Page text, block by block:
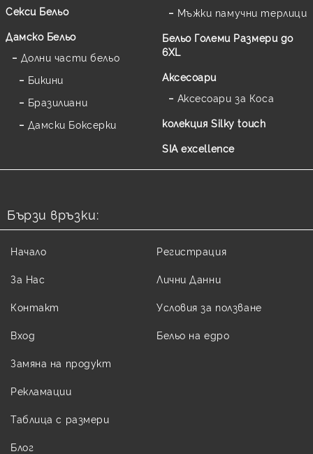
Секси Бельо
Дамско Бельо
Долни части бельо
Бикини
Бразилиани
Дамски Боксерки
Мъжки памучни терлици
Бельо Големи Размери до
6XL
Аксесоари
Аксесоари за Коса
колекция Silky touch
SIA excellence
Бързи връзки:
Начало
За Нас
Контакт
Вход
Регистрация
Лични Данни
Условия за ползване
Бельо на едро
Замяна на продукт
Рекламации
Таблица с размери
Блог